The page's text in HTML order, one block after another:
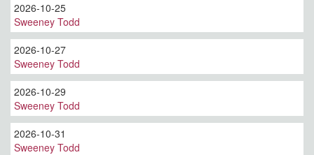
2026-10-25
Sweeney Todd
2026-10-27
Sweeney Todd
2026-10-29
Sweeney Todd
2026-10-31
Sweeney Todd